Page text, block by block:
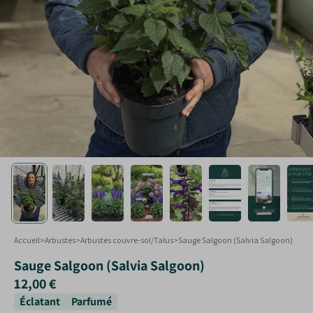
Touffe
Formes spéciales
Plantes taillées
Arbustes en jardinières
Accueil>Arbustes>Arbustes couvre-sol/Talus>Sauge Salgoon (Salvia Salgoon)
Sauge Salgoon (Salvia Salgoon)
12,00 €
Éclatant
Parfumé